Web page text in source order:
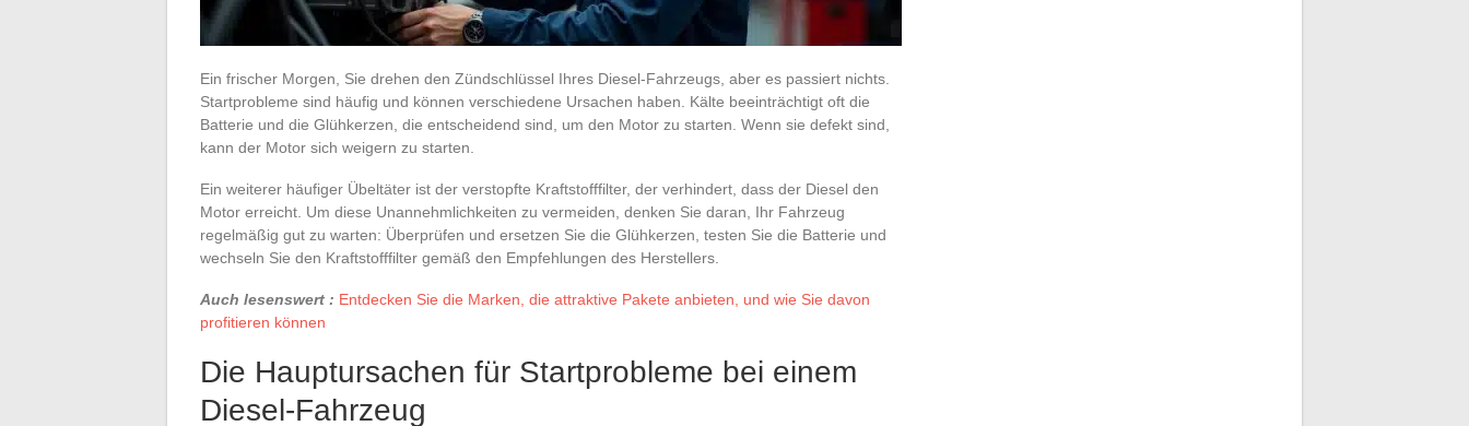
Ein frischer Morgen, Sie drehen den Zündschlüssel Ihres Diesel-Fahrzeugs, aber es passiert nichts.
Startprobleme sind häufig und können verschiedene Ursachen haben. Kälte beeinträchtigt oft die
Batterie und die Glühkerzen, die entscheidend sind, um den Motor zu starten. Wenn sie defekt sind,
kann der Motor sich weigern zu starten.
Ein weiterer häufiger Übeltäter ist der verstopfte Kraftstofffilter, der verhindert, dass der Diesel den
Motor erreicht. Um diese Unannehmlichkeiten zu vermeiden, denken Sie daran, Ihr Fahrzeug
regelmäßig gut zu warten: Überprüfen und ersetzen Sie die Glühkerzen, testen Sie die Batterie und
wechseln Sie den Kraftstofffilter gemäß den Empfehlungen des Herstellers.
Auch lesenswert : Entdecken Sie die Marken, die attraktive Pakete anbieten, und wie Sie davon
profitieren können
Die Hauptursachen für Startprobleme bei einem
Diesel-Fahrzeug